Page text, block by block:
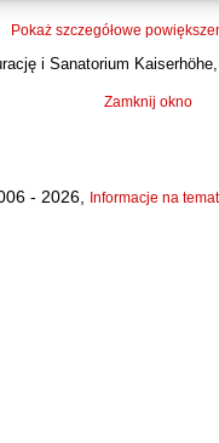
Pokaż szczegółowe
i Sanatorium
Zamknij okno
- 2026, Informacje na